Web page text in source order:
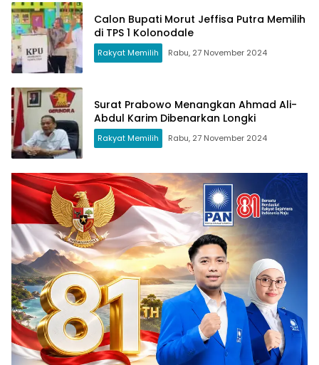
Calon Bupati Morut Jeffisa Putra Memilih
di TPS 1 Kolonodale
Rakyat Memilih Rabu, 27 November 2024
Surat Prabowo Menangkan Ahmad Ali-
Abdul Karim Dibenarkan Longki
Rakyat Memilih Rabu, 27 November 2024